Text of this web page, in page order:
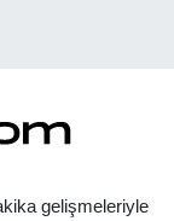
gelişmeleriyle